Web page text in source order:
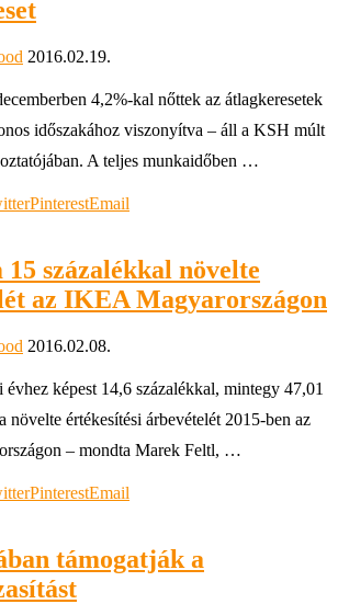
2016.02.19.
4,2%-kal nőttek az átlagkeresetek
időszakához viszonyítva – áll a KSH múlt
A teljes munkaidőben …
PinterestEmail
15 százalékkal növelte
az IKEA Magyarországon
2016.02.08.
képest 14,6 százalékkal, mintegy 47,01
növelte értékesítési árbevételét 2015-ben az
– mondta Marek Feltl, …
PinterestEmail
támogatják a